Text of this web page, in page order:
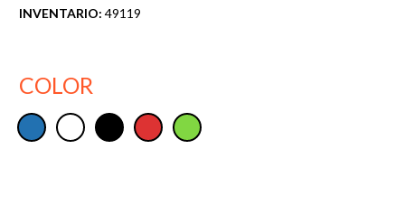
INVENTARIO: 49119
COLOR